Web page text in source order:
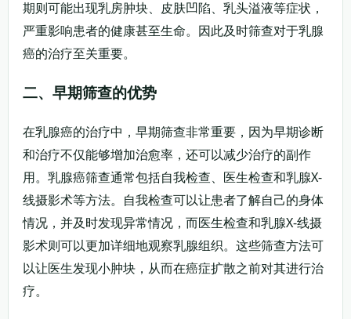
期则可能出现乳房肿块、皮肤凹陷、乳头溢液等症状，
严重影响患者的健康甚至生命。因此及时筛查对于乳腺
癌的治疗至关重要。
二、早期筛查的优势
在乳腺癌的治疗中，早期筛查非常重要，因为早期诊断
和治疗不仅能够增加治愈率，还可以减少治疗的副作
用。乳腺癌筛查通常包括自我检查、医生检查和乳腺X-
线摄影术等方法。自我检查可以让患者了解自己的身体
情况，并及时发现异常情况，而医生检查和乳腺X-线摄
影术则可以更加详细地观察乳腺组织。这些筛查方法可
以让医生发现小肿块，从而在癌症扩散之前对其进行治
疗。